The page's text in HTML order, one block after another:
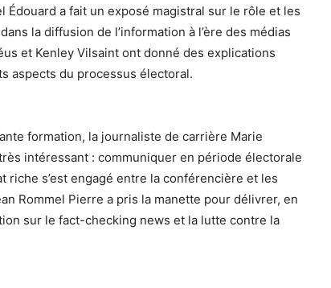
a fait un exposé magistral sur le rôle et les
la diffusion de l’information à l’ère des médias
et Kenley Vilsaint ont donné des explications
aspects du processus électoral.
formation, la journaliste de carrière Marie
intéressant : communiquer en période électorale
riche s’est engagé entre la conférencière et les
Rommel Pierre a pris la manette pour délivrer, en
sur le fact-checking news et la lutte contre la